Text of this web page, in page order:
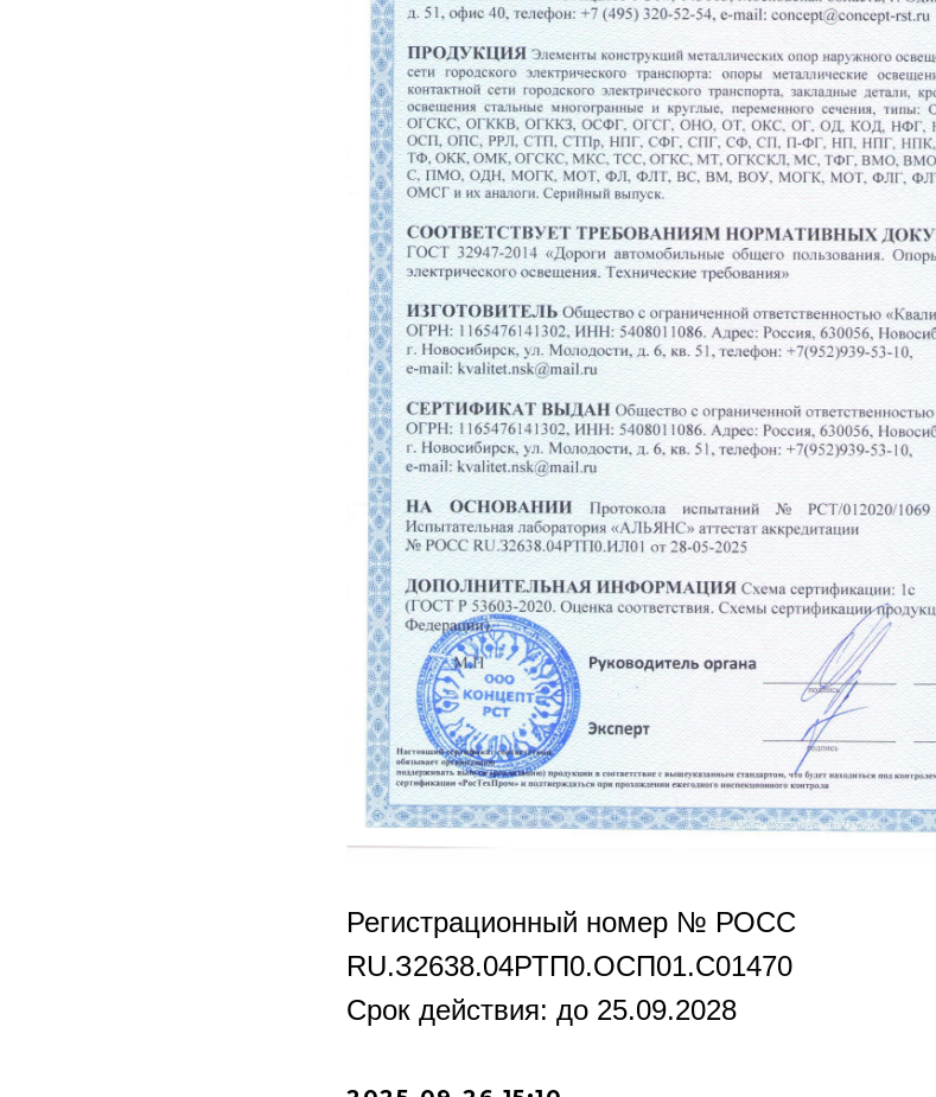
Регистрационный номер № РОСС
RU.З2638.04РТП0.OCП01.С01470
Срок действия: до 25.09.2028